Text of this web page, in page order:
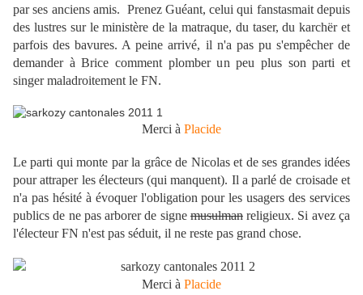
par ses anciens amis. Prenez Guéant, celui qui fanstasmait depuis
des lustres sur le ministère de la matraque, du taser, du karchër et
parfois des bavures. A peine arrivé, il n'a pas pu s'empêcher de
demander à Brice comment plomber un peu plus son parti et
singer maladroitement le FN.
Merci à Placide
Le parti qui monte par la grâce de Nicolas et de ses grandes idées
pour attraper les électeurs (qui manquent). Il a parlé de croisade et
n'a pas hésité à évoquer l'obligation pour les usagers des services
publics de ne pas arborer de signe musulmanreligieux. Si avez ça
l'électeur FN n'est pas séduit, il ne reste pas grand chose.
Merci à Placide